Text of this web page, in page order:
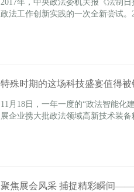
2017年，中央政法委机关报《法制
政法工作创新实践的一次全新尝试。
特殊时期的这场科技盛宴值得
11月18日，一年一度的“政法智能化
展企业携大批政法领域高新技术装
聚焦展会风采 捕捉精彩瞬间